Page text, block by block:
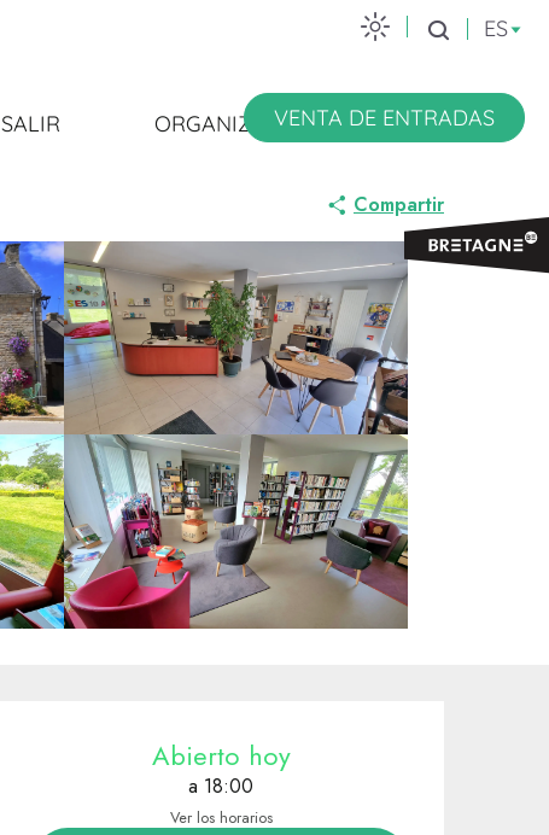
ES
VENTA DE ENTRADAS
SALIR ORGANIZARSE
Compartir
Horarios y datos de contacto
Abierto hoy
a 18:00
Ver los horarios